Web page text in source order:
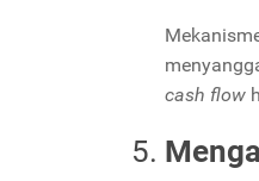
cash flow